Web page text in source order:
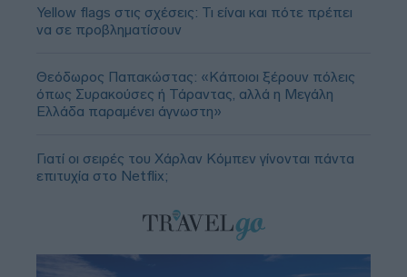
Yellow flags στις σχέσεις: Τι είναι και πότε πρέπει
να σε προβληματίσουν
Θεόδωρος Παπακώστας: «Κάποιοι ξέρουν πόλεις
όπως Συρακούσες ή Τάραντας, αλλά η Μεγάλη
Ελλάδα παραμένει άγνωστη»
Γιατί οι σειρές του Χάρλαν Κόμπεν γίνονται πάντα
επιτυχία στο Netflix;